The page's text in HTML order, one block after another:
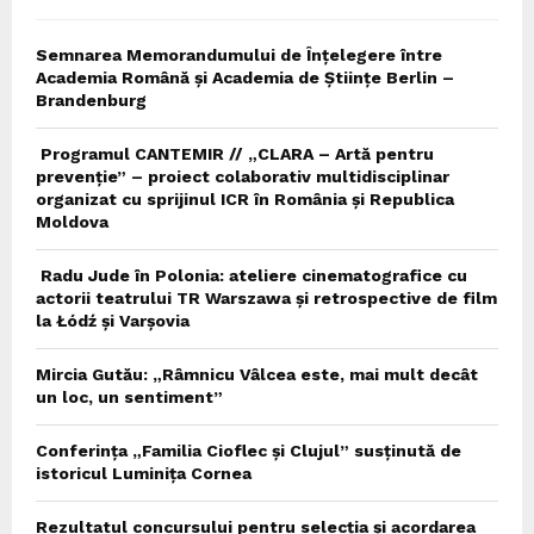
Semnarea Memorandumului de Înțelegere între
Academia Română și Academia de Științe Berlin –
Brandenburg
Programul CANTEMIR // „CLARA – Artă pentru
prevenție” – proiect colaborativ multidisciplinar
organizat cu sprijinul ICR în România și Republica
Moldova
Radu Jude în Polonia: ateliere cinematografice cu
actorii teatrului TR Warszawa și retrospective de film
la Łódź și Varșovia
Mircia Gutău: „Râmnicu Vâlcea este, mai mult decât
un loc, un sentiment”
Conferința „Familia Cioflec și Clujul” susținută de
istoricul Luminița Cornea
Rezultatul concursului pentru selecția și acordarea